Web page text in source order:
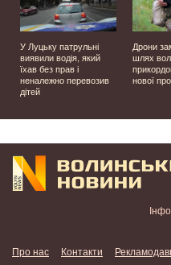
У Луцьку патрульні
виявили водія, який
їхав без прав і
неналежно перевозив
дітей
Дрони
шлях
нової
Про нас
Контакти